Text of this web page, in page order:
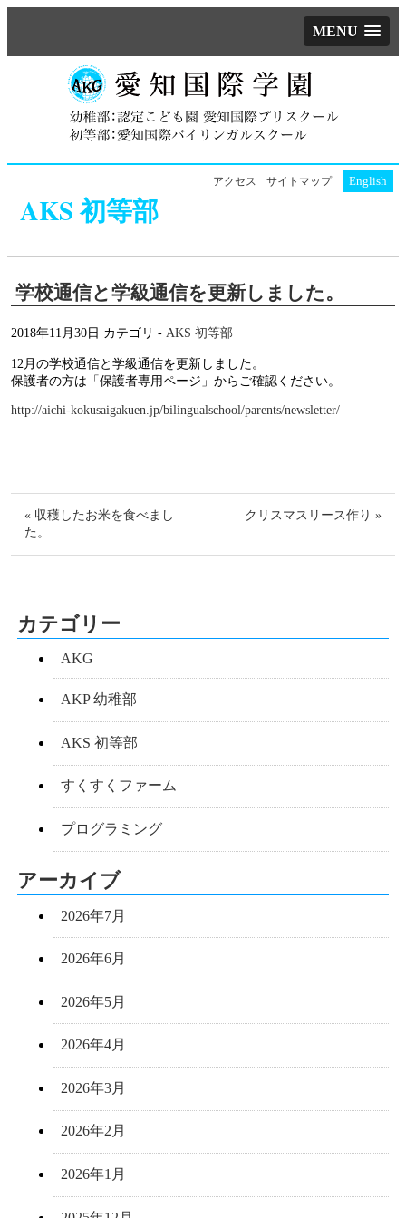
MENU
アクセス サイトマップ English
AKS 初等部
学校通信と学級通信を更新しました。
2018年11月30日 カテゴリ -AKS 初等部
12月の学校通信と学級通信を更新しました。
保護者の方は「保護者専用ページ」からご確認ください。
http://aichi-kokusaigakuen.jp/bilingualschool/parents/newsletter/
« 収穫したお米を食べまし
た。
クリスマスリース作り »
カテゴリー
AKG
AKP 幼稚部
AKS 初等部
すくすくファーム
プログラミング
アーカイブ
2026年7月
2026年6月
2026年5月
2026年4月
2026年3月
2026年2月
2026年1月